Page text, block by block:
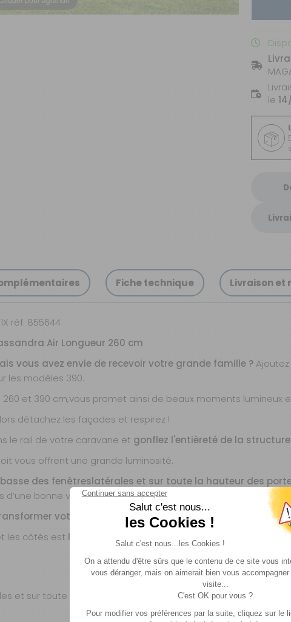
le
Fiche technique Livraison et
réf: 855644
Air Longueur 260 cm
vous avez envie de recevoir votre grande famille ?
les modèles 390.
et 390 cm,vous promet ainsi de beaux moments lumineux
détachez les façades et respirez !
le rail de votre caravane et gonflez l'entièreté de la structure
vous offrent une grande luminosité.
des fenêtreslatérales et sur toute la hauteur des
bonne ventilation.
votre auvent en terrasse couverte
et profitez
les côtés est légère et facile d’entretien
et sur toute la hauteur des portes latérales.